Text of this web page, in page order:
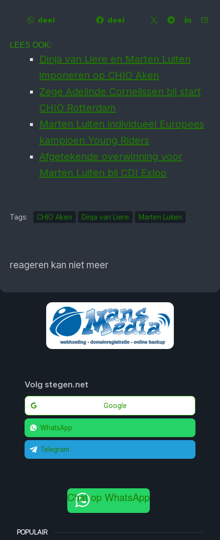
deel deel
LEES OOK:
Dinja van Liere en Marten Luiten
imponeren op CHIO Aken
Zege Adelinde Cornelissen bij start
CHIO Rotterdam
Marten Luiten individueel Europees
kampioen Young Riders
Afgetekende overwinning voor
Marten Luiten bij CDI Exloo
Tags: CHIO Aken Dinja van Liere Marten Luiten
reageren kan niet meer
Volg stegen.net
Google
WhatsApp
Telegram
Chat op WhatsApp
POPULAIR